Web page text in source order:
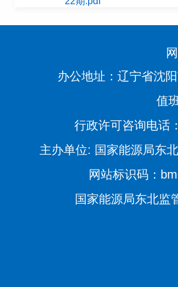
办公地址：辽宁省沈
值
行政许可咨询电话
主办单位: 国家能源局东
网站标识码：
国家能源局东北监